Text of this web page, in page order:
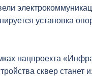
установка
нацпроекта
сквер станет